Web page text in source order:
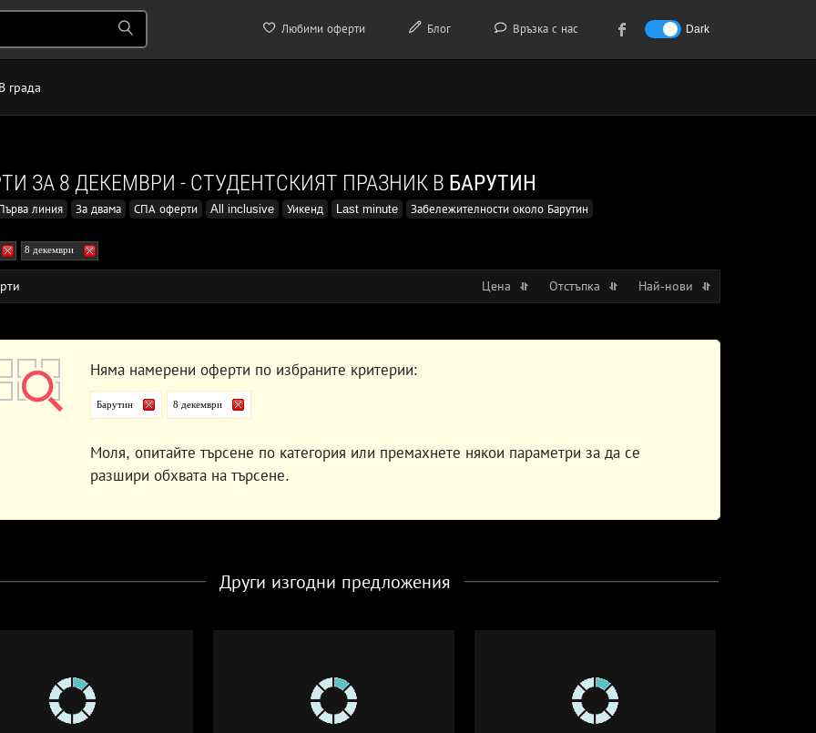
Любими оферти Блог Връзка с нас Dark
В града
ЗА 8 ДЕКЕМВРИ - СТУДЕНТСКИЯТ ПРАЗНИК В БАРУТИН
линия За двама СПА оферти All inclusive Уикенд Last minute Забележителности около Барутин
8 декември
Цена Отстъпка Най-нови
Няма намерени оферти по избраните критерии:
Барутин 8 декември
Моля, опитайте търсене по категория или премахнете някои параметри за да се
разшири обхвата на търсене.
Други изгодни предложения